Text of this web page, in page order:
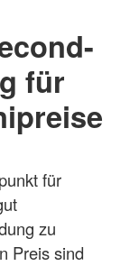
für
für
zu
Preis sind